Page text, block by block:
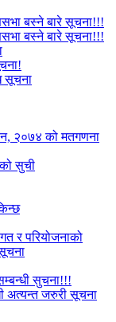
बस्ने बारे सूचना!!!
बस्ने बारे सूचना!!!
सूचना
२०७४ को मतगणना
सुची
र परियोजनाको
सुचना!!!
अत्यन्त जरुरी सूचना